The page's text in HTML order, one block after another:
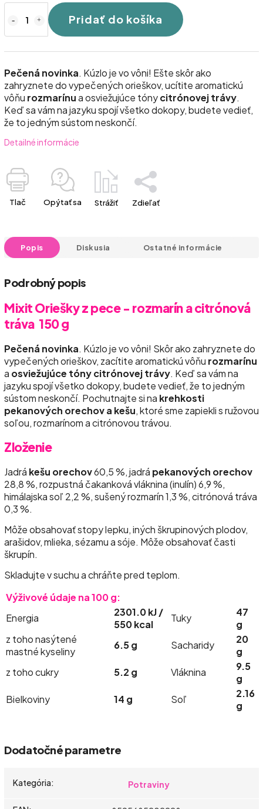
Pridať do košíka
Pečená novinka. Kúzlo je vo vôni! Ešte skôr ako
zahryznete do vypečených orieškov, ucítite aromatickú
vôňu rozmarínua osviežujúce tónycitrónovej trávy.
Keď sa vám na jazyku spojí všetko dokopy, budete vedieť,
že to jedným sústom neskončí.
Detailné informácie
Tlač Opýtať sa Strážiť Zdieľať
Popis Diskusia Ostatné informácie
Podrobný popis
Mixit Oriešky z pece - rozmarín a citrónová
tráva 150 g
Pečená novinka. Kúzlo je vo vôni! Skôr ako zahryznete do
vypečených orieškov, zacítite aromatickú vôňu rozmarínu
a osviežujúce tóny citrónovej trávy. Keď sa vám na
jazyku spojí všetko dokopy, budete vedieť, že to jedným
sústom neskončí. Pochutnajte si na krehkosti
pekanových orechov a kešu, ktoré sme zapiekli s ružovou
soľou, rozmarínom a citrónovou trávou.
Zloženie
Jadrá kešu orechov60,5 %, jadrá pekanových orechov
28,8 %, rozpustná čakanková vláknina (inulín) 6,9 %,
himálajska soľ 2,2 %, sušený rozmarín 1,3 %, citrónová tráva
0,3 %.
Môže obsahovať stopy lepku, iných škrupinových plodov,
arašidov, mlieka, sézamu a sóje. Môže obsahovať časti
škrupín.
Skladujte v suchu a chráňte pred teplom.
Výživové údaje na 100 g:
Energia
2301.0 kJ /
550 kcal
Tuky
47
g
z toho nasýtené
mastné kyseliny
6.5 g Sacharidy
20
g
z toho cukry
5.2 g Vláknina
9.5
g
Bielkoviny
14 g Soľ
2.16
g
Dodatočné parametre
Kategória: Potraviny